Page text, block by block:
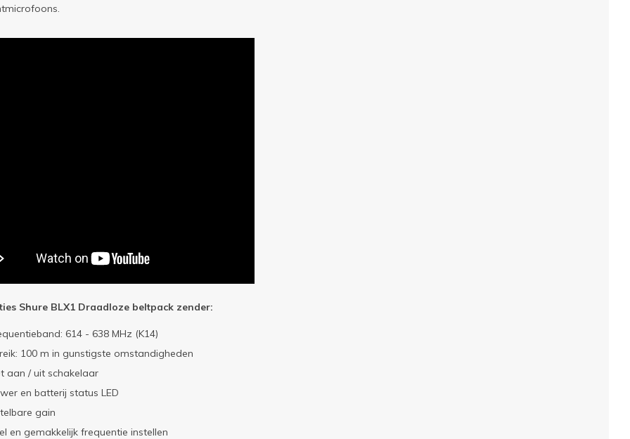
Shure BLX1 Draadloze beltpack zender:
614 - 638 MHz (K14)
100 m in gunstigste omstandigheden
aan / uit schakelaar
en batterij status LED
gain
en gemakkelijk frequentie instellen